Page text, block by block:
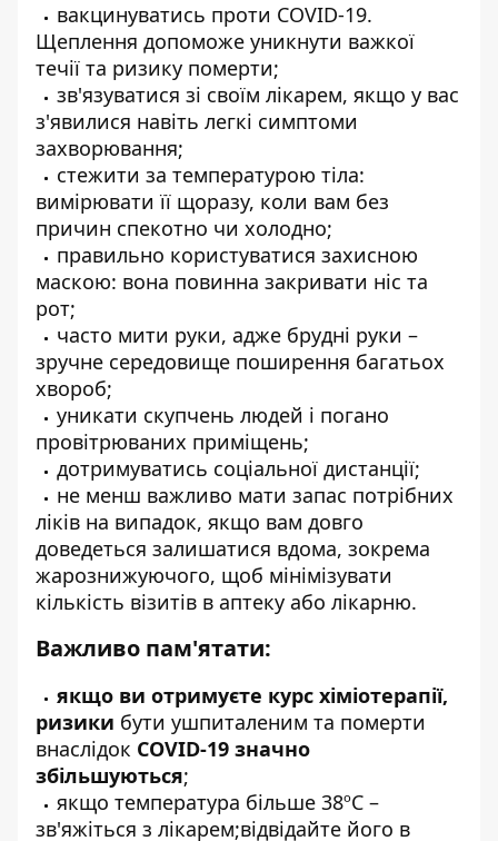
вакцинуватись проти COVID-19.
Щеплення допоможе уникнути важкої
течії та ризику померти;
зв'язуватися зі своїм лікарем, якщо у вас
з'явилися навіть легкі симптоми
захворювання;
стежити за температурою тіла:
вимірювати її щоразу, коли вам без
причин спекотно чи холодно;
правильно користуватися захисною
маскою: вона повинна закривати ніс та
рот;
часто мити руки, адже брудні руки –
зручне середовище поширення багатьох
хвороб;
уникати скупчень людей і погано
провітрюваних приміщень;
дотримуватись соціальної дистанції;
не менш важливо мати запас потрібних
ліків на випадок, якщо вам довго
доведеться залишатися вдома, зокрема
жарознижуючого, щоб мінімізувати
кількість візитів в аптеку або лікарню.
Важливо пам'ятати:
якщо ви отримуєте курс хіміотерапії,
ризики бути ушпиталеним та померти
внаслідок COVID-19 значно
збільшуються;
якщо температура більше 38ºC –
зв'яжіться з лікарем;відвідайте його в